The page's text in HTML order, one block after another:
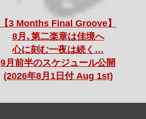
【3 Months Final Groove】
8月､第二楽章は佳境へ
心に刻む一夜は続く…
9月前半のスケジュール公開
(2026年8月1日付 Aug 1st)